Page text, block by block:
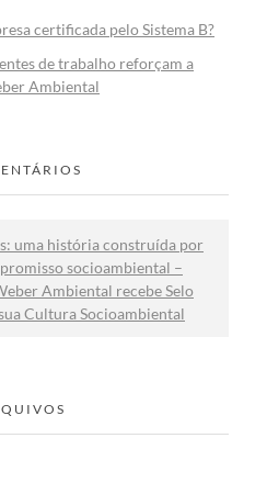
certificada pelo Sistema B?
de trabalho reforçam a
Ambiental
uma história construída por
socioambiental –
Ambiental recebe Selo
Cultura Socioambiental